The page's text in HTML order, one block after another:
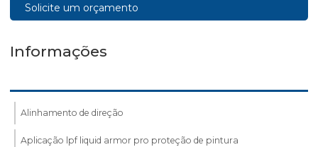
Solicite um orçamento
Informações
Alinhamento de direção
Aplicação lpf liquid armor pro proteção de pintura